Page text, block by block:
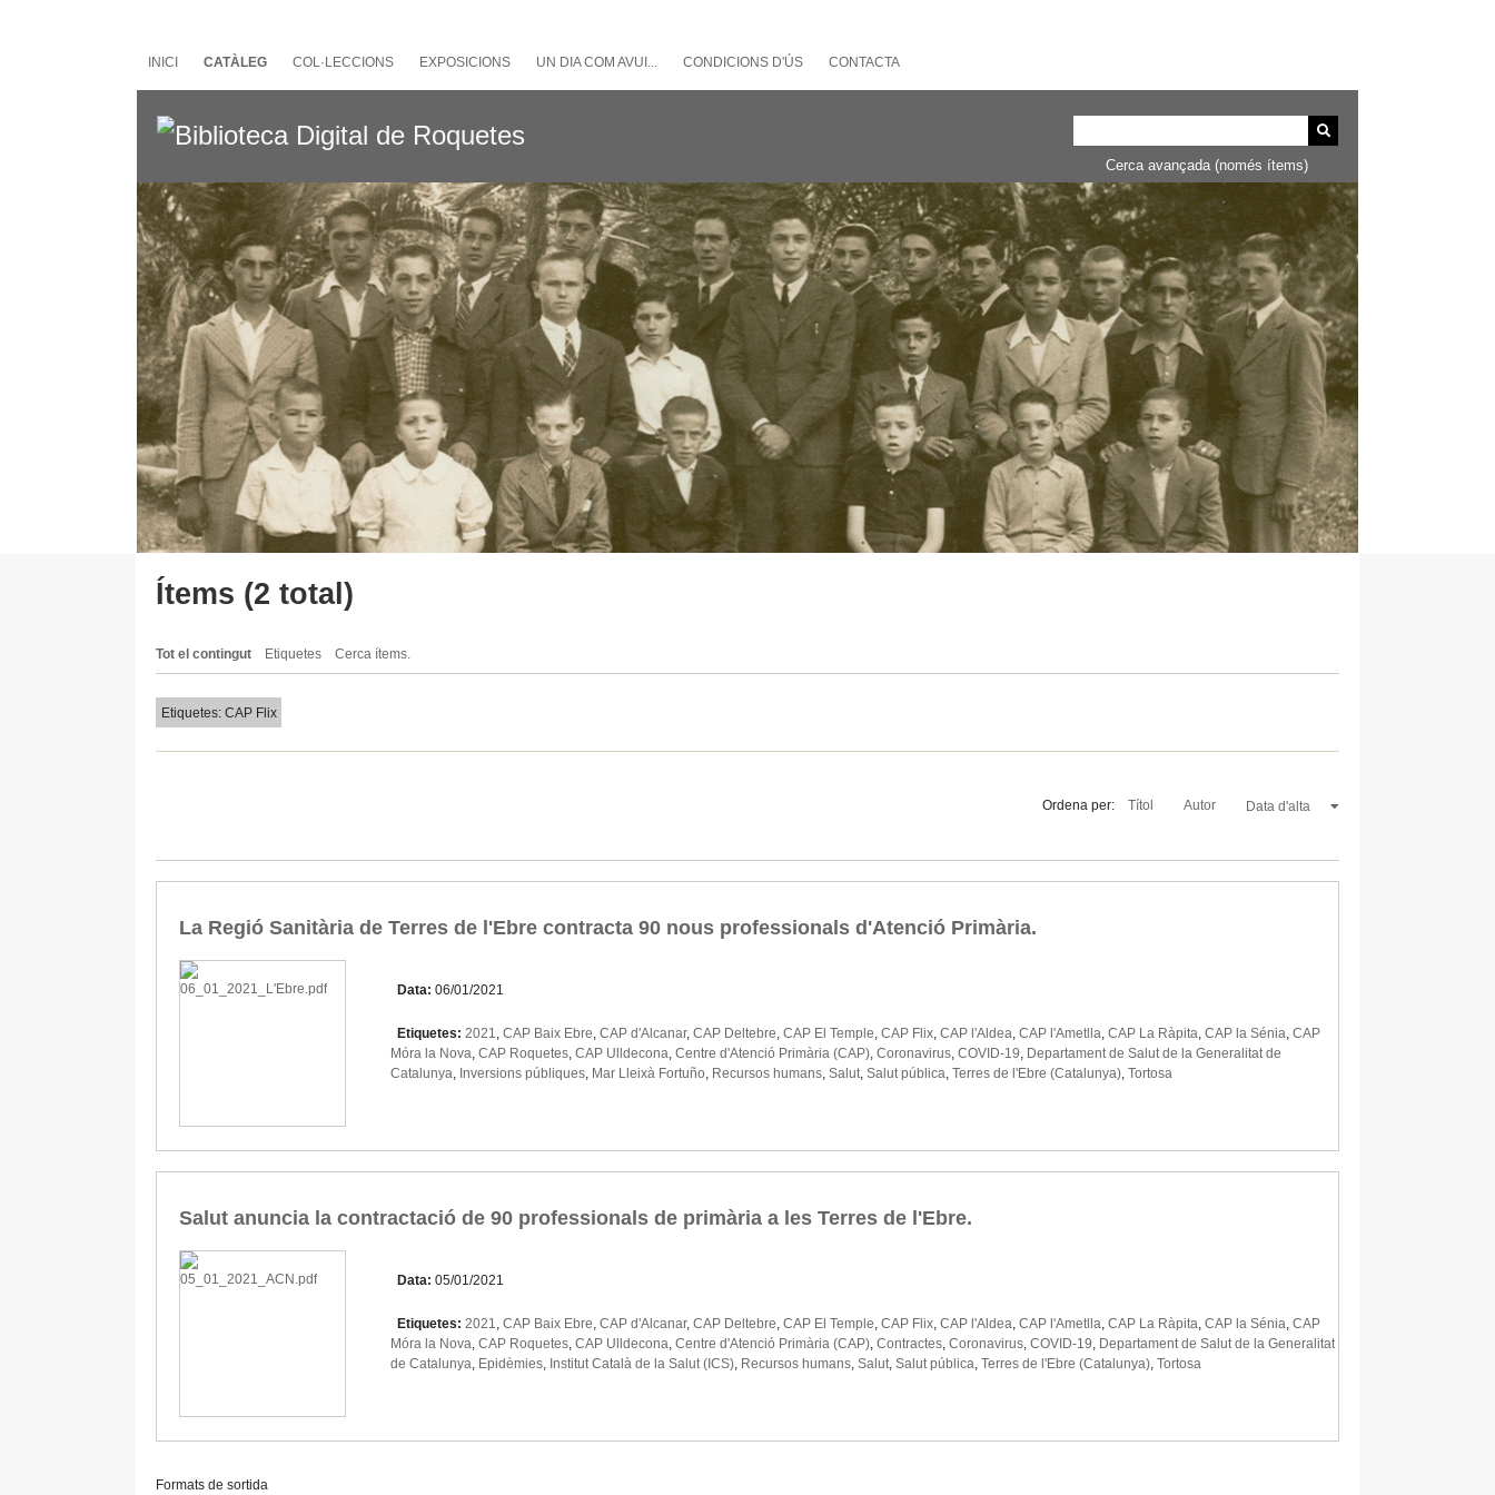
INICI CATÀLEG COL·LECCIONS EXPOSICIONS UN DIA COM AVUI... CONDICIONS D'ÚS CONTACTA
Cerca avançada (només ítems)
Ítems (2 total)
Tot el contingut Etiquetes Cerca ítems.
Etiquetes: CAP Flix
Ordena per: Títol Autor Data d'alta
La Regió Sanitària de Terres de l'Ebre contracta 90 nous professionals d'Atenció Primària.
Data: 06/01/2021
Etiquetes: 2021, CAP Baix Ebre, CAP d'Alcanar, CAP Deltebre, CAP El Temple, CAP Flix, CAP l'Aldea, CAP l'Ametlla, CAP La Ràpita, CAP la Sénia, CAP
Móra la Nova, CAP Roquetes, CAP Ulldecona, Centre d'Atenció Primària (CAP), Coronavirus, COVID-19, Departament de Salut de la Generalitat de
Catalunya, Inversions públiques, Mar Lleixà Fortuño, Recursos humans, Salut, Salut pública, Terres de l'Ebre (Catalunya), Tortosa
Salut anuncia la contractació de 90 professionals de primària a les Terres de l'Ebre.
Data: 05/01/2021
Etiquetes: 2021, CAP Baix Ebre, CAP d'Alcanar, CAP Deltebre, CAP El Temple, CAP Flix, CAP l'Aldea, CAP l'Ametlla, CAP La Ràpita, CAP la Sénia, CAP
Móra la Nova, CAP Roquetes, CAP Ulldecona, Centre d'Atenció Primària (CAP), Contractes, Coronavirus, COVID-19, Departament de Salut de la Generalitat
de Catalunya, Epidèmies, Institut Català de la Salut (ICS), Recursos humans, Salut, Salut pública, Terres de l'Ebre (Catalunya), Tortosa
Formats de sortida